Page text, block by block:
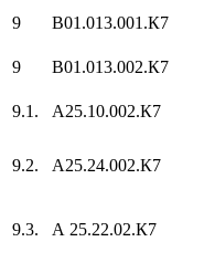
9
B01.013.001.К7
9
B01.013.002.К7
9.1.
A25.10.002.К7
9.2. A25.24.002.К7
9.3. А 25.22.02.К7